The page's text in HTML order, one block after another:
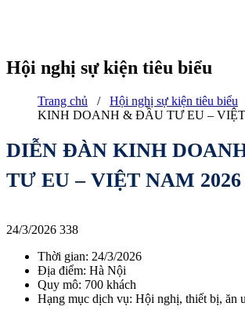
Hội nghị sự kiện tiêu biểu
Trang chủ / Hội nghị sự kiện tiêu biểu
KINH DOANH & ĐẦU TƯ EU –
DIỄN ĐÀN KINH
TƯ EU – VIỆT NAM 2026
24/3/2026 338
Thời gian: 24/3/2026
Địa điểm: Hà Nội
Quy mô: 700 khách
Hạng mục dịch vụ: Hội nghị, thiết bị, ăn